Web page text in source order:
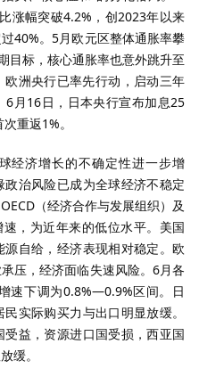
涨幅突破4.2%，创2023年以来
40%。5月欧元区整体通胀率攀
目标，核心通胀率也意外跳升至
洲央行已率先行动，启动三年
6月16日，日本央行宣布加息25
重返1%。
经济增长的不确定性进一步增
治风险已成为全球经济不稳定
（经济合作与发展组织）及
，为近年来的低位水平。美国
自给，经济表现相对稳定。欧
压，经济面临失速风险。6月各
速下调为0.8%—0.9%区间。日
实际购买力与出口明显放缓。
益，资源进口国受损，西亚国
缓。